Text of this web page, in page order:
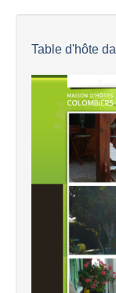
Table d'hôte